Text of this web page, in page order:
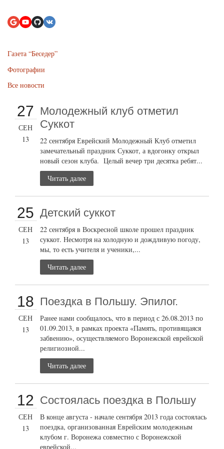
Газета “Беседер”
Фотографии
Все новости
27
СЕН
13
Молодежный клуб отметил
Суккот
22 сентября Еврейский Молодежный Клуб отметил
замечательный праздник Суккот, а вдогонку открыл
новый сезон клуба. Целый вечер три десятка ребят...
Читать далее
25
СЕН
13
Детский суккот
22 сентября в Воскресной школе прошел праздник
суккот. Несмотря на холодную и дождливую погоду,
мы, то есть учителя и ученики,...
Читать далее
18
СЕН
13
Поездка в Польшу. Эпилог.
Ранее нами сообщалось, что в период с 26.08.2013 по
01.09.2013, в рамках проекта «Память, противящаяся
забвению», осуществляемого Воронежской еврейской
религиозной...
Читать далее
12
СЕН
13
Состоялась поездка в Польшу
В конце августа - начале сентября 2013 года состоялась
поездка, организованная Еврейским молодежным
клубом г. Воронежа совместно с Воронежской
еврейской...